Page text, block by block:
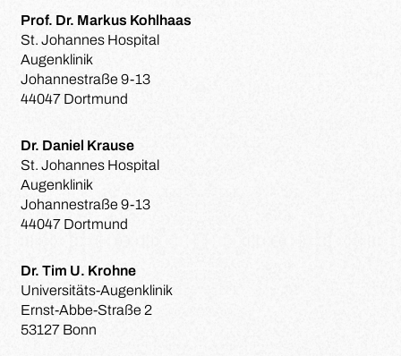
Prof. Dr. Markus Kohlhaas
St. Johannes Hospital
Augenklinik
Johannestraße 9-13
44047 Dortmund
Dr. Daniel Krause
St. Johannes Hospital
Augenklinik
Johannestraße 9-13
44047 Dortmund
Dr. Tim U. Krohne
Universitäts-Augenklinik
Ernst-Abbe-Straße 2
53127 Bonn